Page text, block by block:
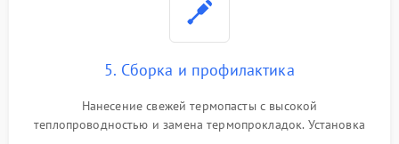
5. Сборка и профилактика
Нанесение свежей термопасты с высокой
теплопроводностью и замена термопрокладок. Установка